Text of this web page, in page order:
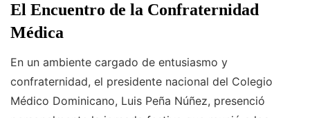
El Encuentro de la Confraternidad
Médica
En un ambiente cargado de entusiasmo y
confraternidad, el presidente nacional del Colegio
Médico Dominicano, Luis Peña Núñez, presenció